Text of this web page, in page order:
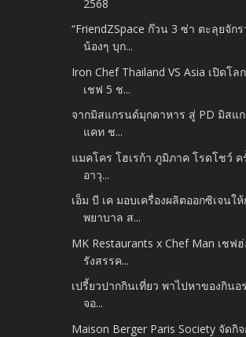
2568
“FriendZSpace ก๊วน 3 ซ่า ตะลุยจักร
น้องๆ บุก...
Iron Chef Thailand VS Asia เปิดโ
เชฟ 5 ช...
จากมิสแกรนด์มุกดาหาร สู่ PD มิสแ
แคท ช...
แมคโคร โฮเรก้า ภูมิภาค โรดโชว์ ค
อาวุ...
เอ็ม บี เค มอบเครื่องผลิตออกซิเจนใ
พยาบาล ส...
MK Restaurants x Chef Man เชฟ
รังสรรค...
เปรี้ยวปากกินเที่ยว พาไปหาของกินอ
จอ...
Maison Berger Paris Society จัดกิ